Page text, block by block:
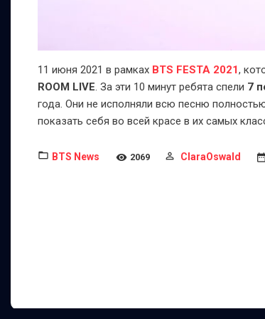
11 июня 2021 в рамках BTS FESTA 2021,
ROOM LIVE. За эти 10 минут ребята спели 7
года. Они не исполняли всю песню
показать себя во всей красе в их самых
BTS News 2069 ClaraOswald